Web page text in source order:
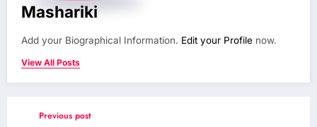
Mashariki
Add your Biographical Information. Edit your Profile now.
View All Posts
Previous post